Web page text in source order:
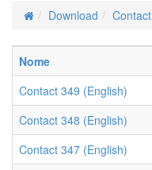
Download Contact
Nome
Contact 349 (English)
Contact 348 (English)
Contact 347 (English)